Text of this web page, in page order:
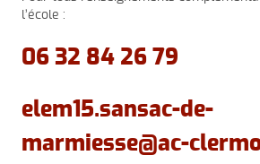
l’école :
06 32 84 26 79
elem15.sansac-de-
marmiesse@ac-